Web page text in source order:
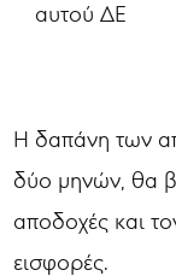
αυτού ΔΕ
Η δαπάνη των
δύο μηνών, θα
αποδοχές και
εισφορές.